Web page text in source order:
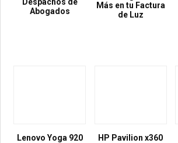
Abogados
Más en tu Factura
de Luz
Lenovo Yoga 920
HP Pavilion x360